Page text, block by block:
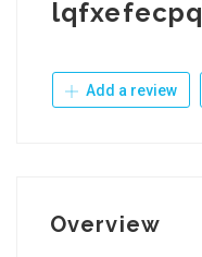
lqfxefecpq
Add a review
Overview